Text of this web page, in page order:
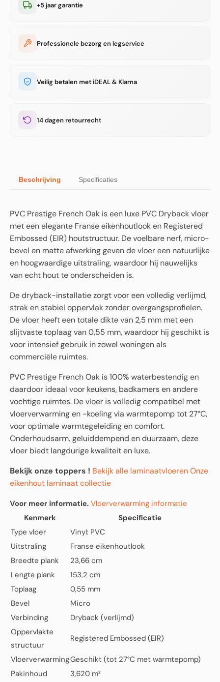
+5 jaar garantie
Professionele bezorg en legservice
Veilig betalen met iDEAL & Klarna
14 dagen retourrecht
Beschrijving Specificaties
PVC Prestige French Oak is een luxe PVC Dryback vloer
met een elegante Franse eikenhoutlook en Registered
Embossed (EIR) houtstructuur. De voelbare nerf, micro-
bevel en matte afwerking geven de vloer een natuurlijke
en hoogwaardige uitstraling, waardoor hij nauwelijks
van echt hout te onderscheiden is.
De dryback-installatie zorgt voor een volledig verlijmd,
strak en stabiel oppervlak zonder overgangsprofielen.
De vloer heeft een totale dikte van 2,5 mm met een
slijtvaste toplaag van 0,55 mm, waardoor hij geschikt is
voor intensief gebruik in zowel woningen als
commerciële ruimtes.
PVC Prestige French Oak is 100% waterbestendig en
daardoor ideaal voor keukens, badkamers en andere
vochtige ruimtes. De vloer is volledig compatibel met
vloerverwarming en -koeling via warmtepomp tot 27°C,
voor optimale warmtegeleiding en comfort.
Onderhoudsarm, geluiddempend en duurzaam, deze
vloer biedt langdurige kwaliteit en luxe.
Bekijk onze toppers ! Bekijk alle laminaatvloerenOnze
eikenhout laminaat collectie
Voor meer informatie. Vloerverwarming informatie
Kenmerk
Specificatie
Type vloer
Vinyl: PVC
Uitstraling
Franse eikenhoutlook
Breedte plank
23,66 cm
Lengte plank
153,2 cm
Toplaag
0,55 mm
Bevel
Micro
Verbinding
Dryback (verlijmd)
Oppervlakte
structuur
Registered Embossed (EIR)
VloerverwarmingGeschikt (tot 27°C met warmtepomp)
Pakinhoud
3,620 m²